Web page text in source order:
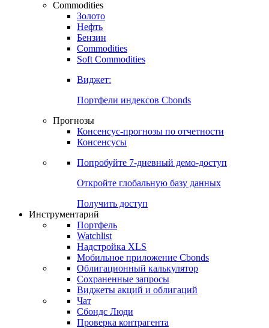
Commodities
Золото
Нефть
Бензин
Commodities
Soft Commodities
Виджет:
Портфели индексов Cbonds
Прогнозы
Консенсус-прогнозы по отчетности
Консенсусы
Попробуйте 7-дневный демо-доступ
Откройте глобальную базу данных
Получить доступ
Инструментарий
Портфель
Watchlist
Надстройка XLS
Мобильное приложение Cbonds
Облигационный калькулятор
Сохраненные запросы
Виджеты акций и облигаций
Чат
Сбондс Люди
Проверка контрагента